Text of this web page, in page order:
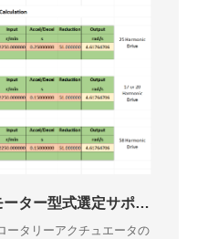
ター型式選定サポー
ータリーアクチュエータの